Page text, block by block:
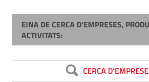
EINA DE CERCA D'EMPRESES,
ACTIVITATS:
CERCA